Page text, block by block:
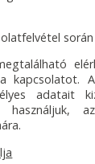
kapcsolatot.
adatait
használjuk,